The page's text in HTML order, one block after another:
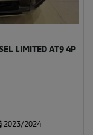
LIMITED AT9 4P
2023/2024